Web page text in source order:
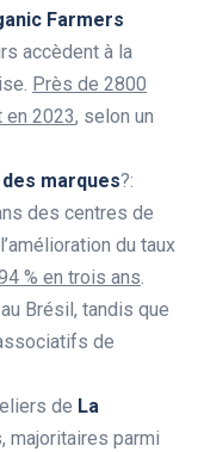
Farmers
accèdent à la
Près de 2800
2023, selon un
marques?:
des centres de
du taux
% en trois ans
Brésil, tandis que
de
de La
majoritaires parmi